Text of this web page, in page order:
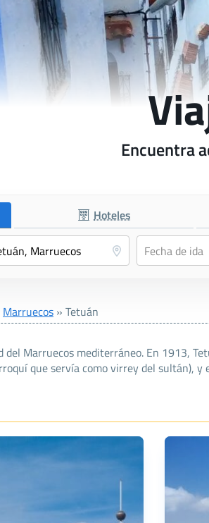
Encuentra
Hoteles
Marruecos » Tetuán
del Marruecos mediterráneo. En 1913,
que servía como virrey del sultán), y